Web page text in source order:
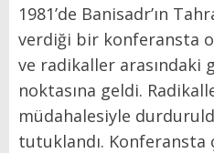
1981’de Banisadr’ın
verdiği bir konferansta
ve radikaller arasındaki
noktasına geldi.
müdahalesiyle
tutuklandı. Konferansta